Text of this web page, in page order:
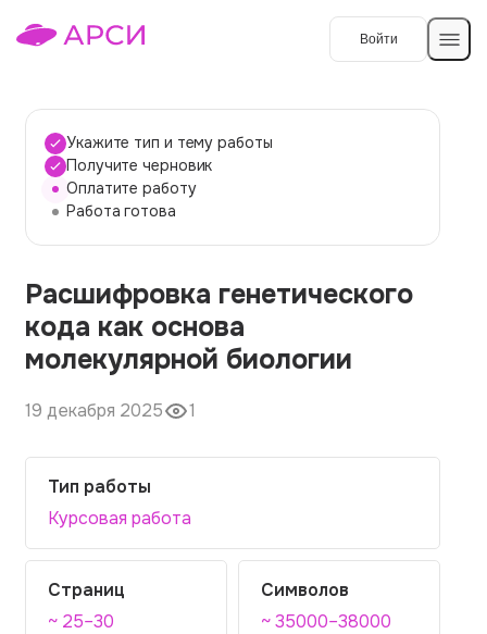
Войти
Темы работ
О сервисе
О компании
Наши гарантии
Вопросы и ответы
Контакты
Укажите тип и тему работы
Получите черновик
Оплатите работу
Работа готова
Расшифровка генетического
кода как основа
молекулярной биологии
19 декабря 2025 1
Тип работы
Курсовая работа
Страниц
~ 25–30
Символов
~ 35000–38000